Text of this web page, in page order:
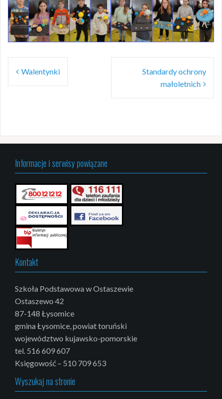
Nawigacja
wpisu
Walentynki
Standardy ochrony
małoletnich
Informacje i serwisy powiązane
Kontakt
Szkoła Podstawowa w Ostaszewie
Ostaszewo 42
87-148 Łysomice
gmina Łysomice, powiat toruński
województwo kujawsko-pomorskie
tel. 516 609 607
Księgowość – 510 709 653
Wyszukaj na stronie